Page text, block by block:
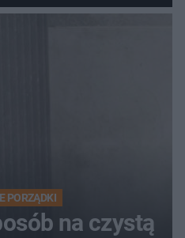
PORZĄDKI
na czystą